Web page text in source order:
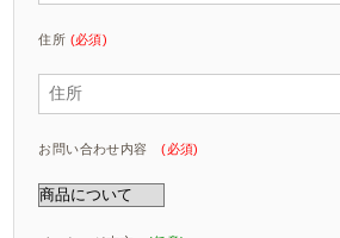
住所 (必須)
お問い合わせ内容(必須)